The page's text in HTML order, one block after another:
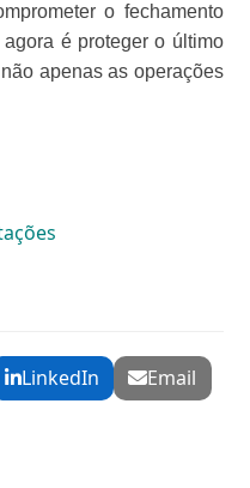
o fechamento
é proteger o último
apenas as operações
LinkedIn
Email